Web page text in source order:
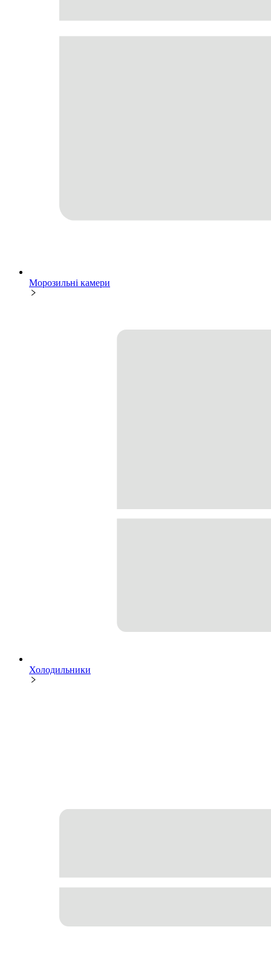
Морозильні камери
Холодильники